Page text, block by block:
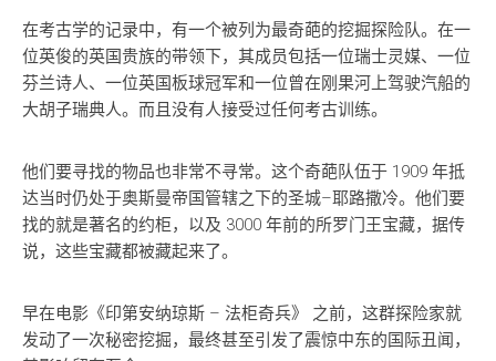
在考古学的记录中，有一个被列为最奇葩的挖掘探险队。在一
位英俊的英国贵族的带领下，其成员包括一位瑞士灵媒、一位
芬兰诗人、一位英国板球冠军和一位曾在刚果河上驾驶汽船的
大胡子瑞典人。而且没有人接受过任何考古训练。
他们要寻找的物品也非常不寻常。这个奇葩队伍于 1909 年抵
达当时仍处于奥斯曼帝国管辖之下的圣城–耶路撒冷。他们要
找的就是著名的约柜，以及 3000 年前的所罗门王宝藏，据传
说，这些宝藏都被藏起来了。
早在电影《印第安纳琼斯 – 法柜奇兵》 之前，这群探险家就
发动了一次秘密挖掘，最终甚至引发了震惊中东的国际丑闻，